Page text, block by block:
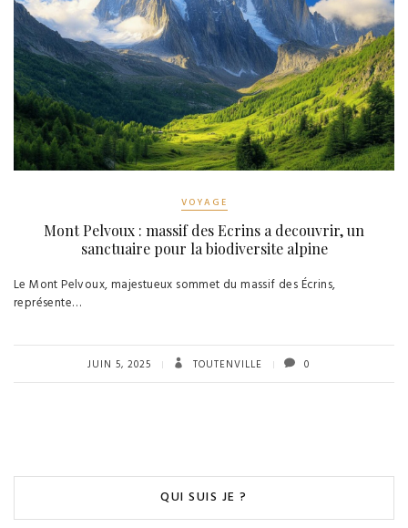
VOYAGE
Mont Pelvoux : massif des Ecrins a decouvrir, un
sanctuaire pour la biodiversite alpine
Le Mont Pelvoux, majestueux sommet du massif des Écrins,
représente…
JUIN 5, 2025 TOUTENVILLE 0
QUI SUIS JE ?